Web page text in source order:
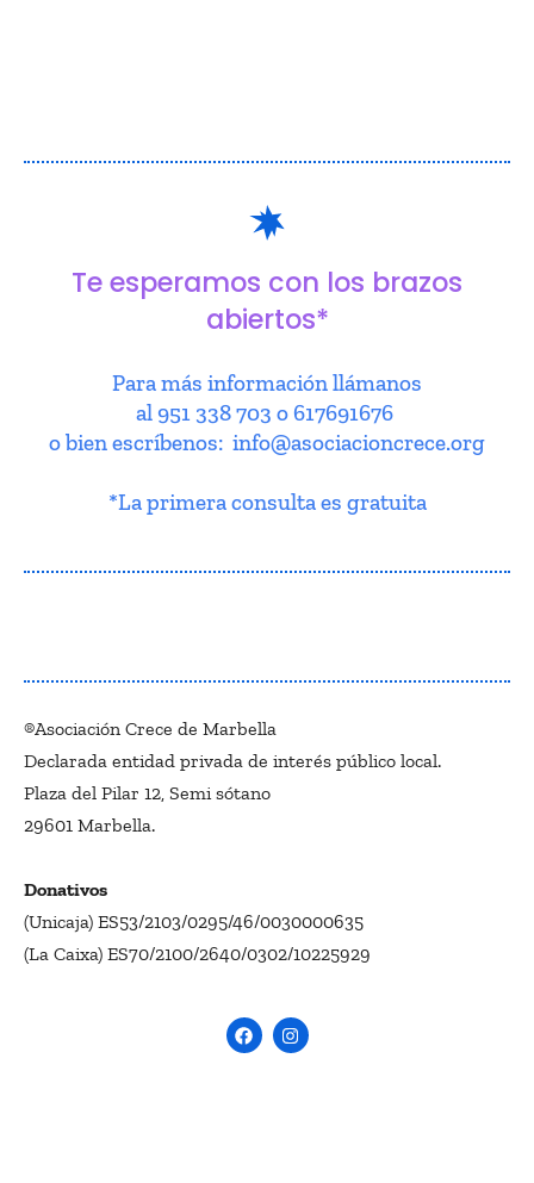
Te esperamos con los brazos
abiertos*
Para más información llámanos
al 951 338 703 o 617691676
o bien escríbenos: info@asociacioncrece.org
*La primera consulta es gratuita
®Asociación Crece de Marbella
Declarada entidad privada de interés público local.
Plaza del Pilar 12, Semi sótano
29601 Marbella.
Donativos
(Unicaja) ES53/2103/0295/46/0030000635
(La Caixa) ES70/2100/2640/0302/10225929